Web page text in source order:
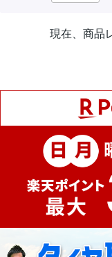
現在、商品